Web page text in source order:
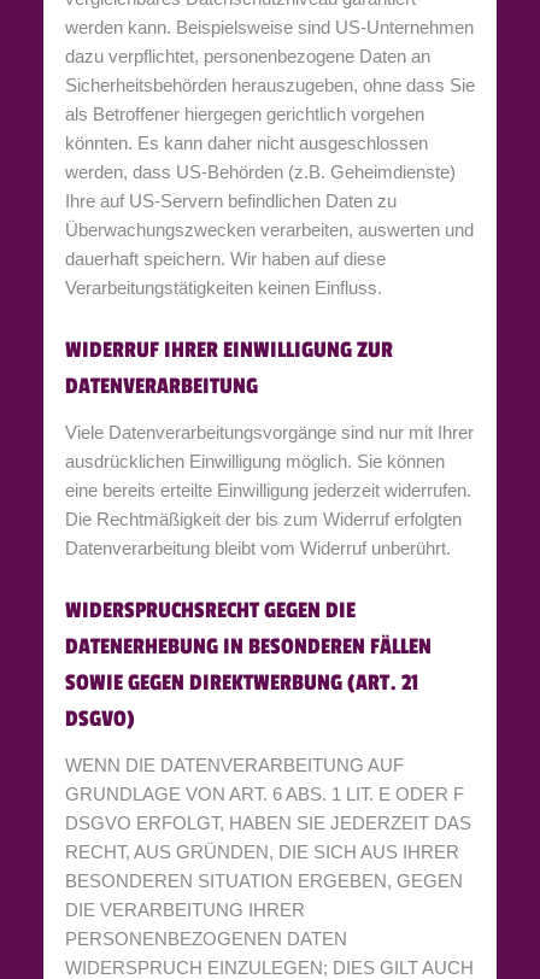
werden kann. Beispielsweise sind US-Unternehmen
dazu verpflichtet, personenbezogene Daten an
Sicherheitsbehörden herauszugeben, ohne dass Sie
als Betroffener hiergegen gerichtlich vorgehen
könnten. Es kann daher nicht ausgeschlossen
werden, dass US-Behörden (z.B. Geheimdienste)
Ihre auf US-Servern befindlichen Daten zu
Überwachungszwecken verarbeiten, auswerten und
dauerhaft speichern. Wir haben auf diese
Verarbeitungstätigkeiten keinen Einfluss.
WIDERRUF IHRER EINWILLIGUNG ZUR
DATENVERARBEITUNG
Viele Datenverarbeitungsvorgänge sind nur mit Ihrer
ausdrücklichen Einwilligung möglich. Sie können
eine bereits erteilte Einwilligung jederzeit widerrufen.
Die Rechtmäßigkeit der bis zum Widerruf erfolgten
Datenverarbeitung bleibt vom Widerruf unberührt.
WIDERSPRUCHSRECHT GEGEN DIE
DATENERHEBUNG IN BESONDEREN FÄLLEN
SOWIE GEGEN DIREKTWERBUNG (ART. 21
DSGVO)
WENN DIE DATENVERARBEITUNG AUF
GRUNDLAGE VON ART. 6 ABS. 1 LIT. E ODER F
DSGVO ERFOLGT, HABEN SIE JEDERZEIT DAS
RECHT, AUS GRÜNDEN, DIE SICH AUS IHRER
BESONDEREN SITUATION ERGEBEN, GEGEN
DIE VERARBEITUNG IHRER
PERSONENBEZOGENEN DATEN
WIDERSPRUCH EINZULEGEN; DIES GILT AUCH